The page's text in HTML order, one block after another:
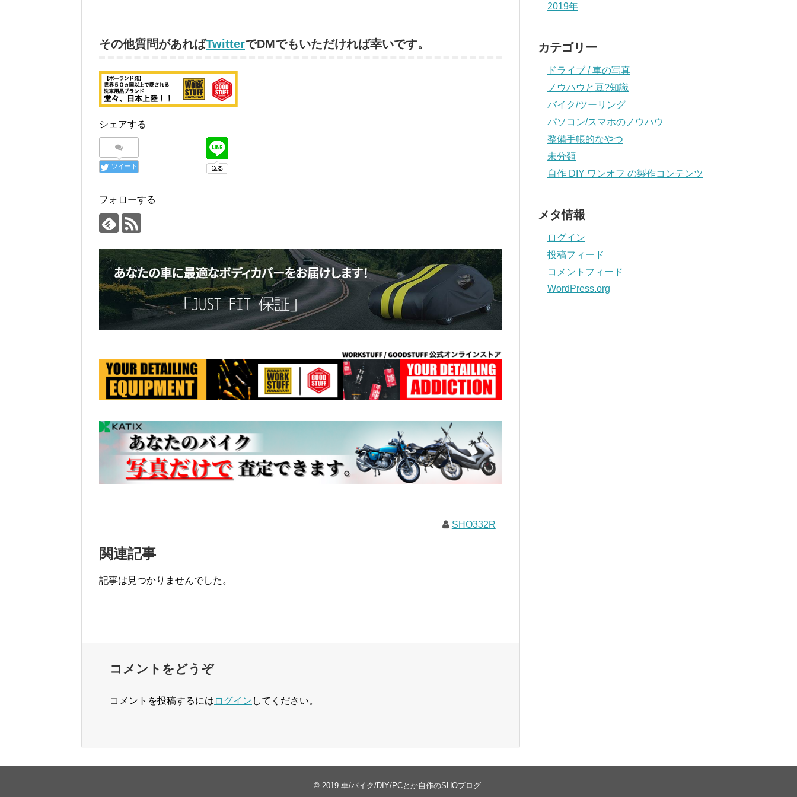
その他質問があればTwitterでDMでもいただければ幸いです。
シェアする
ツイート
フォローする
SHO332R
関連記事
記事は見つかりませんでした。
コメントをどうぞ
コメントを投稿するには ログイン してください。
2019年
カテゴリー
ドライブ / 車の写真
ノウハウと豆?知識
バイク/ツーリング
パソコン/スマホのノウハウ
整備手帳的なやつ
未分類
自作 DIY ワンオフ の製作コンテンツ
メタ情報
ログイン
投稿フィード
コメントフィード
WordPress.org
© 2019 車/バイク/DIY/PCとか自作のSHOブログ